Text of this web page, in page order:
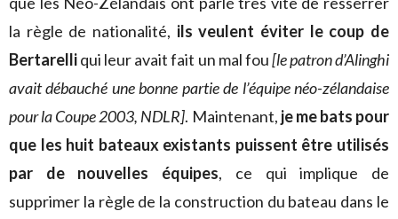
la règle de nationalité, ils veulent éviter le coup de
Bertarelliqui leur avait fait un mal fou[le patron d’Alinghi
avait débauché une bonne partie de l’équipe néo-zélandaise
pour la Coupe 2003, NDLR]. Maintenant, je me bats pour
que les huit bateaux existants puissent être utilisés
par de nouvelles équipes, ce qui implique de
supprimer la règle de la construction du bateau dans le